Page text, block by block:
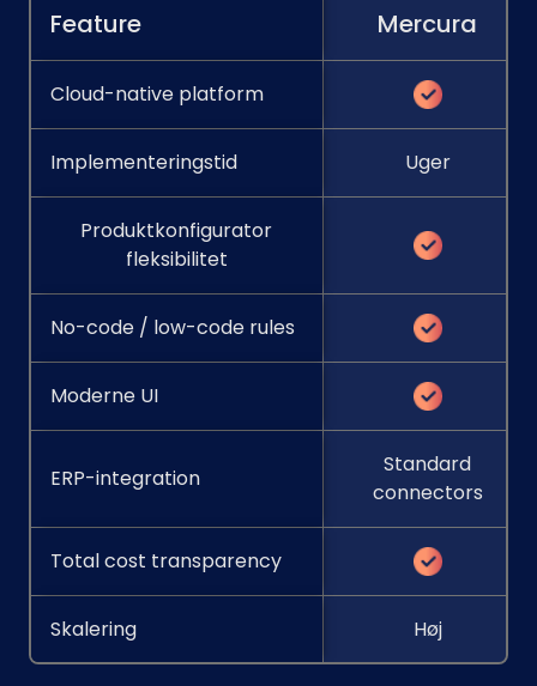
Feature Mercura
Cloud-native platform
Implementeringstid Uger
Produktkonfigurator
fleksibilitet
No-code / low-code rules
Moderne UI
ERP-integration
Standard
connectors
Total cost transparency
Skalering Høj